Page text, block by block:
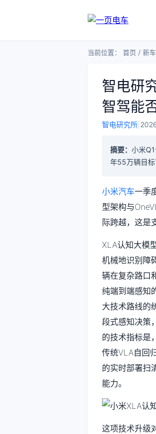
当前位置： 首页 / 新车
智电研
智驾能
智电研究所
摘要： 小米
年55万辆目标
小米汽车一季
型架构与
际跨越，这是
XLA认知大模
机械地识别障
辆在复杂路口
纯端到端感知
大技术路线的
段式感知决策
的技术指标是
传统VLA自回
的实时部署扫
能力。
这项技术升级